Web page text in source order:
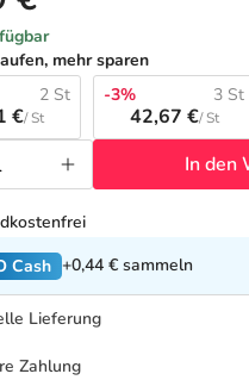
mehr sparen
2 St
€/ St
-3% 3 St
42,67 €/ St
In den
Cash +0,44 € sammeln
Lieferung
Zahlung